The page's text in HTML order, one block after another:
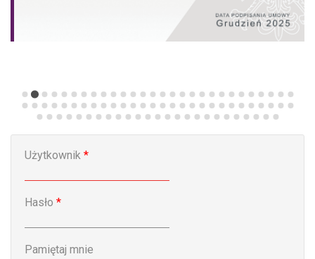
Użytkownik *
Hasło *
Pamiętaj mnie